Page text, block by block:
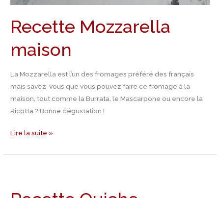
Recette Mozzarella
maison
La Mozzarella est l’un des fromages préféré des français
mais savez-vous que vous pouvez faire ce fromage à la
maison, tout comme la Burrata, le Mascarpone ou encore la
Ricotta ? Bonne dégustation !
Lire la suite »
poireaux